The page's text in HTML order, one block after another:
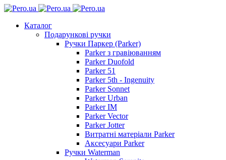
Каталог
Подарункові ручки
Ручки Паркер (Parker)
Parker з гравіюванням
Parker Duofold
Parker 51
Parker 5th - Ingenuity
Parker Sonnet
Parker Urban
Parker IM
Parker Vector
Parker Jotter
Витратні матеріали Parker
Аксесуари Parker
Ручки Waterman